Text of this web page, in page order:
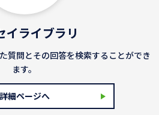
イライブラリ
質問とその回答を検索することができ
ます。
詳細ページへ